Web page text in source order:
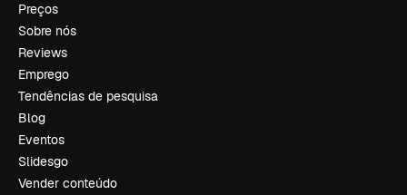
Preços
Sobre nós
Reviews
Emprego
Tendências de pesquisa
Blog
Eventos
Slidesgo
Vender conteúdo